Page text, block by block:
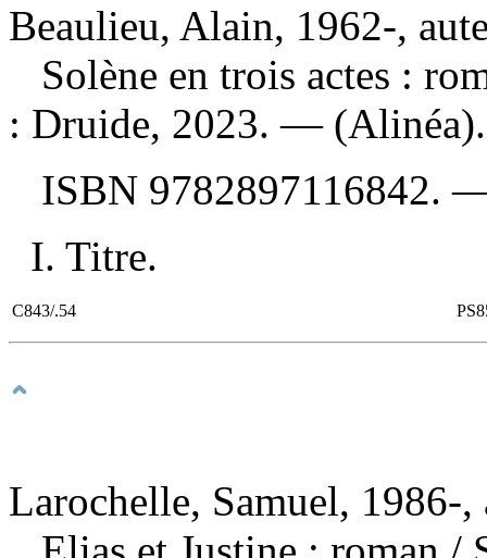
Beaulieu, Alain, 1962-,
Solène en trois actes :
: Druide, 2023. — (Alinéa).
ISBN 9782897116842.
I. Titre.
C843/.54
Larochelle, Samuel, 1986-,